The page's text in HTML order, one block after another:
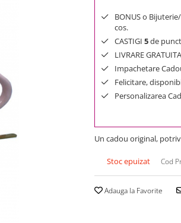
BONUS o
cos.
CASTIGI 5de
LIVRARE
Impachetare
Felicitare,
Personalizarea
Un cadou original,
Stoc epuizat Cod
Adauga la Favorite